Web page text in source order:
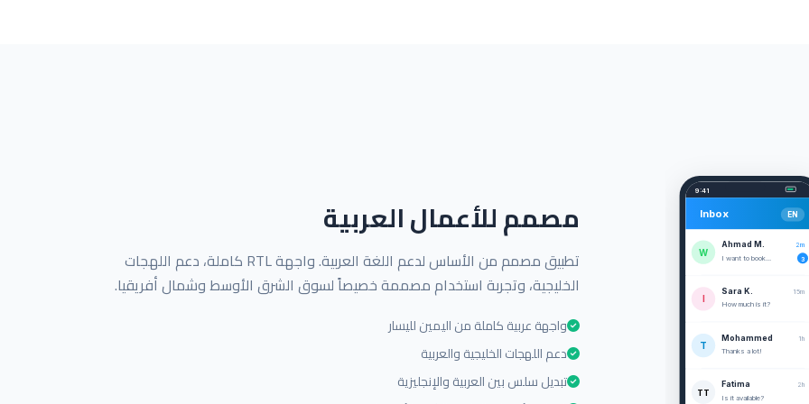
مصمم للأعمال العربية
تطبيق مصمم من الأساس لدعم اللغة العربية. واجهة RTL كاملة، دعم اللهجات
الخليجية، وتجربة استخدام مصممة خصيصاً لسوق الشرق الأوسط وشمال أفريقيا.
واجهة عربية كاملة من اليمين لليسار
دعم اللهجات الخليجية والعربية
تبديل سلس بين العربية والإنجليزية
9:41
Inbox EN
W
Ahmad M.
I want to book...
2m
3
I
Sara K.
How much is it?
15m
T
Mohammed
Thanks a lot!
1h
TT
Fatima
Is it available?
2h